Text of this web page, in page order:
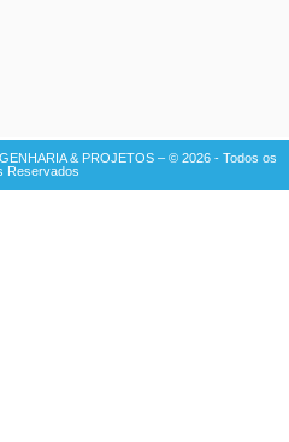
& PROJETOS – © 2026 - Todos os
Reservados